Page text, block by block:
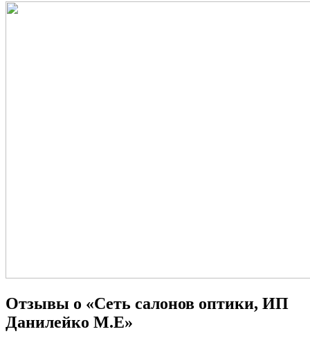
Отзывы о «Сеть салонов оптики, ИП
Данилейко М.Е»